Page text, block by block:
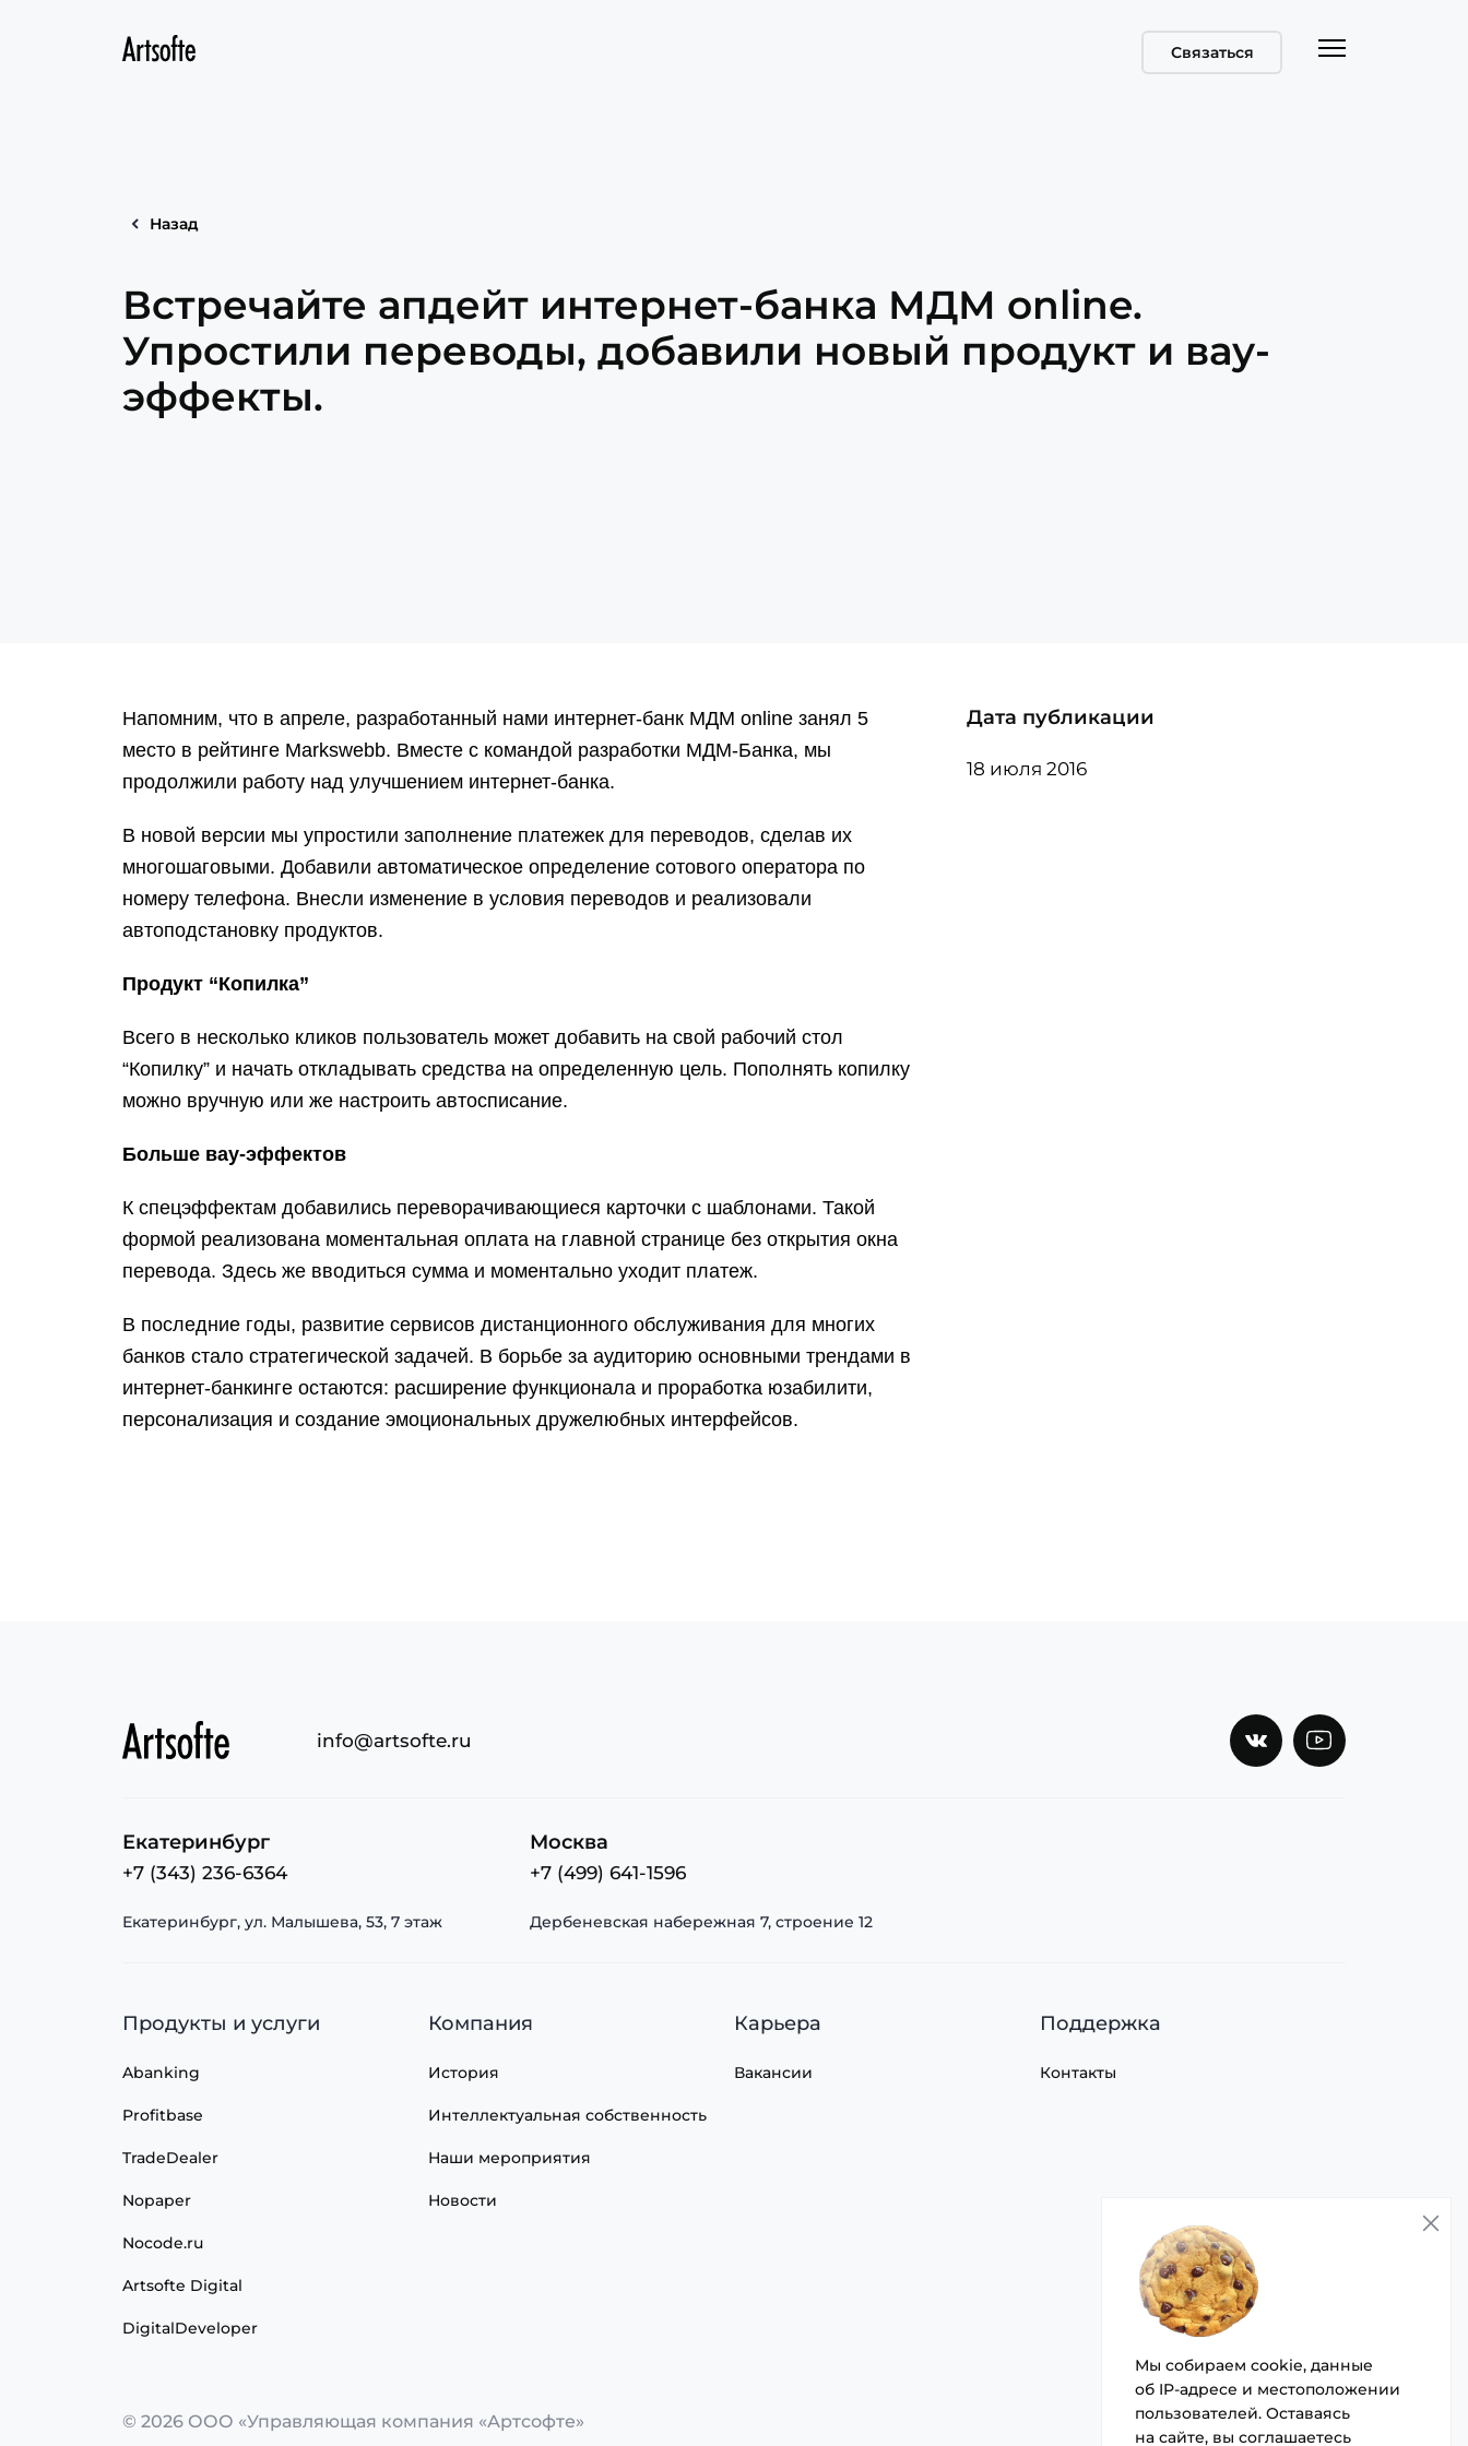
Связаться
Назад
Встречайте апдейт интернет-банка МДМ online.
Упростили переводы, добавили новый продукт и вау-
эффекты.
Напомним, что в апреле, разработанный нами интернет-банк МДМ online занял 5
место в рейтинге Markswebb. Вместе с командой разработки МДМ-Банка, мы
продолжили работу над улучшением интернет-банка.
В новой версии мы упростили заполнение платежек для переводов, сделав их
многошаговыми. Добавили автоматическое определение сотового оператора по
номеру телефона. Внесли изменение в условия переводов и реализовали
автоподстановку продуктов.
Продукт “Копилка”
Всего в несколько кликов пользователь может добавить на свой рабочий стол
“Копилку” и начать откладывать средства на определенную цель. Пополнять копилку
можно вручную или же настроить автосписание.
Больше вау-эффектов
К спецэффектам добавились переворачивающиеся карточки с шаблонами. Такой
формой реализована моментальная оплата на главной странице без открытия окна
перевода. Здесь же вводиться сумма и моментально уходит платеж.
В последние годы, развитие сервисов дистанционного обслуживания для многих
банков стало стратегической задачей. В борьбе за аудиторию основными трендами в
интернет-банкинге остаются: расширение функционала и проработка юзабилити,
персонализация и создание эмоциональных дружелюбных интерфейсов.
Дата публикации
18 июля 2016
info@artsofte.ru
Екатеринбург
+7 (343) 236-6364
Екатеринбург, ул. Малышева, 53, 7 этаж
Москва
+7 (499) 641-1596
Дербеневская набережная 7, строение 12
Продукты и услуги
Abanking
Profitbase
TradeDealer
Nopaper
Nocode.ru
Artsofte Digital
DigitalDeveloper
Компания
История
Интеллектуальная собственность
Наши мероприятия
Новости
Карьера
Вакансии
Поддержка
Контакты
© 2026 ООО «Управляющая компания «Артсофте»
Мы собираем cookie, данные
об IP-адресе и местоположении
пользователей. Оставаясь
на сайте, вы соглашаетесь